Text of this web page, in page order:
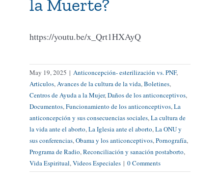
la Muerte?
https://youtu.be/x_Qrt1HXAyQ
May 19, 2025 | Anticoncepción- esterilización vs. PNF,
Articulos, Avances de la cultura de la vida, Boletines,
Centros de Ayuda a la Mujer, Daños de los anticonceptivos,
Documentos, Funcionamiento de los anticonceptivos, La
anticoncepción y sus consecuencias sociales, La cultura de
la vida ante el aborto, La Iglesia ante el aborto, La ONU y
sus conferencias, Obama y los anticonceptivos, Pornografía,
Programa de Radio, Reconciliación y sanación postaborto,
Vida Espiritual, Videos Especiales | 0 Comments